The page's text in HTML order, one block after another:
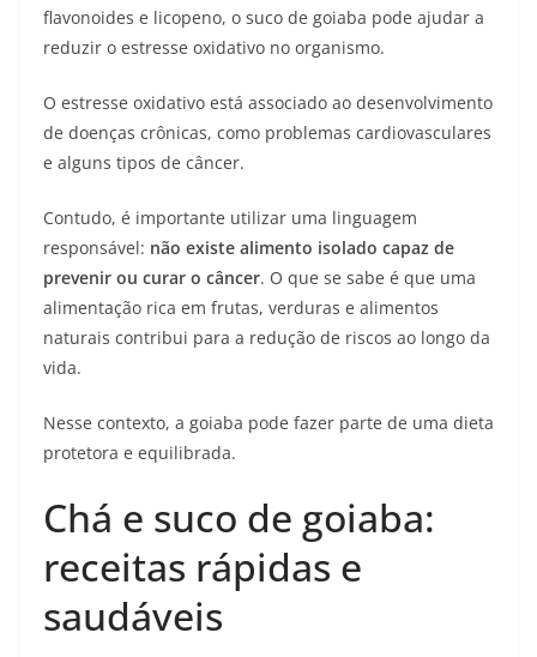
flavonoides e licopeno, o suco de goiaba pode ajudar a
reduzir o estresse oxidativo no organismo.
O estresse oxidativo está associado ao desenvolvimento
de doenças crônicas, como problemas cardiovasculares
e alguns tipos de câncer.
Contudo, é importante utilizar uma linguagem
responsável: não existe alimento isolado capaz de
prevenir ou curar o câncer. O que se sabe é que uma
alimentação rica em frutas, verduras e alimentos
naturais contribui para a redução de riscos ao longo da
vida.
Nesse contexto, a goiaba pode fazer parte de uma dieta
protetora e equilibrada.
Chá e suco de goiaba:
receitas rápidas e
saudáveis